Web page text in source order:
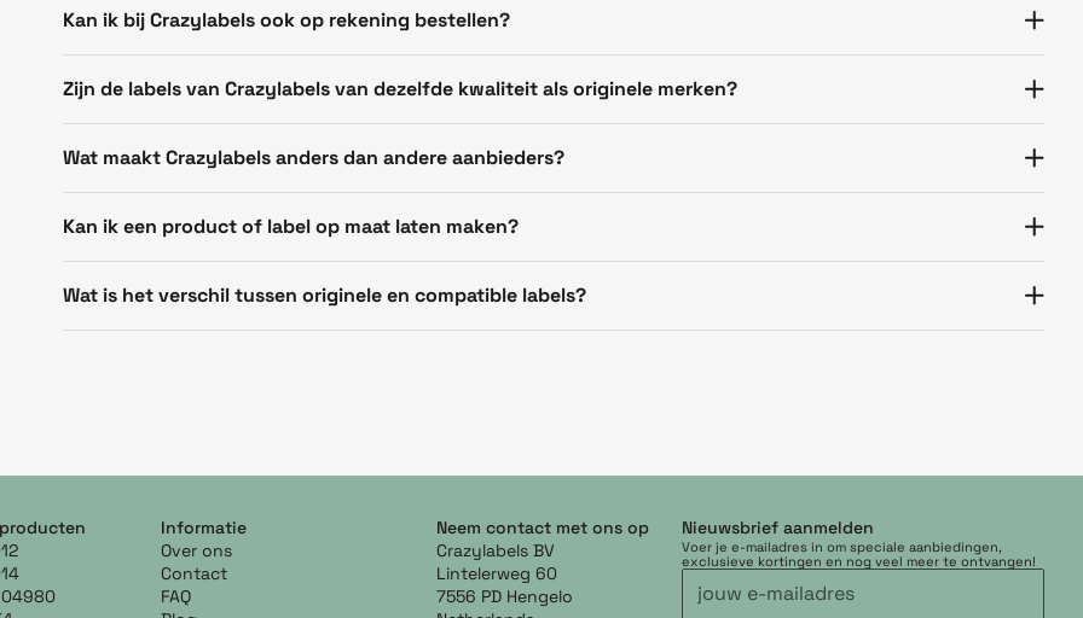
Kan ik bij Crazylabels ook op rekening bestellen?
Zijn de labels van Crazylabels van dezelfde kwaliteit als originele merken?
Wat maakt Crazylabels anders dan andere aanbieders?
Kan ik een product of label op maat laten maken?
Wat is het verschil tussen originele en compatible labels?
Informatie
Over ons
Contact
FAQ
Neem contact met ons op
Crazylabels BV
Lintelerweg 60
7556 PD Hengelo
Nieuwsbrief aanmelden
Voer je e-mailadres in om speciale aanbiedingen,
exclusieve kortingen en nog veel meer te ontvangen!